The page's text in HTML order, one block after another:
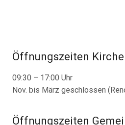
Öffnungszeiten Kirche
09:30 – 17:00 Uhr
Nov. bis März geschlossen
Öffnungszeiten